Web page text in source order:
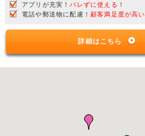
アプリが充実！バレずに使える ！
電話や郵送物に配慮！ 顧客満足度が高い
詳細はこちら